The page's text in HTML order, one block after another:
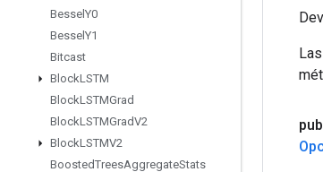
Bessel Y0
Bessel Y1
Bitcast
BlockLSTM
BlockLSTMGrad
BlockLSTMGradV2
BlockLSTMV2
BoostedTreesAggregateStats